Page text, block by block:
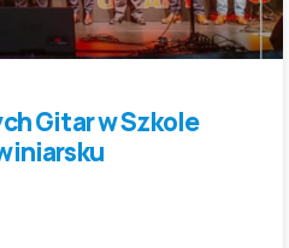
Gitar w Szkole